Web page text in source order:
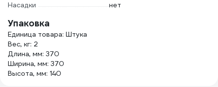
Насадки
нет
Упаковка
Единица товара: Штука
Вес, кг: 2
Длина, мм: 370
Ширина, мм: 370
Высота, мм: 140